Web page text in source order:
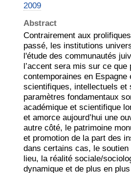
2009
Abstract
Contrairement aux
passé, les institutions
l'étude des communautés
l’accent sera mis sur ce
contemporaines en
scientifiques, intellectuels et
paramètres fondamentaux
académique et scientifique
et amorce aujourd’hui une
autre côté, le patrimoine
et promotion de la part des
dans certains cas, le
lieu, la réalité sociale/
dynamique et de plus en